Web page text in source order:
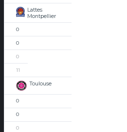
Lattes
Montpellier
0
0
0
11
Toulouse
0
0
0